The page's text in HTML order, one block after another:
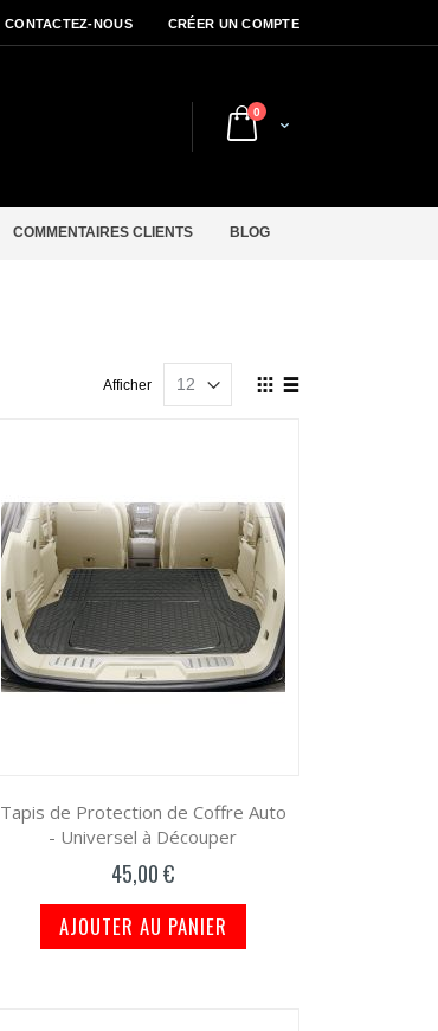
CONTACTEZ-NOUS CRÉER UN COMPTE
Cart
0articles
COMMENTAIRES CLIENTS BLOG
Afficher
en
Afficher
Tapis de Protection de Coffre Auto
- Universel à Découper
45,00 €
AJOUTER AU PANIER